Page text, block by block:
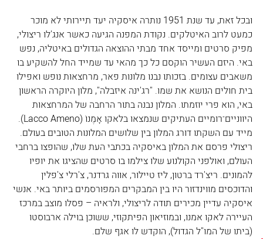
ובכל זאת, עד שנת 1951 נותרה איסקיה יעד תיירותי לא מוכר
כמעט לרוב האיטלקים. נקודת המפנה הגיעה כאשר אנג'לו ריצולי,
מפיק סרטים ומייסד אחד מבתי ההוצאה הגדולים באיטליה, נפש
באי. היזם העשיר הוקסם כל כך מהאי עד שמייד החל להשקיע בו
משאבים עצומים. בזכותו נבנו מלונות פאר, מרחצאות נופש ואפילו
בית חולים הנושא את שמו. "רג'ינה איזבלה", מלון היוקרה הראשון
באי, הוא פרי יוזמתו. המלון נבנה בתור הרחבה של המרחצאות
היווניים־רומיים העתיקים שנמצאו בלאקו אָמֶנוֹ (Lacco Ameno).
מייד עם השקתו דורג המלון בין שלושים המלונות הטובים בעולם.
ריצולי פרסם את המלון באיסקיה בכתבי העת שלו, שהופצו ברחבי
העולם, ואולפני הקולנוע שלו צילמו בו סרטים שהציגו את יופיו
להמונים. ריצ'רד ברטון, ליז טיילור, אווה גרדנר, צ'רלי צ'פלין
והדוכסים מווינדזור היו בין המבקרים המפורסמים ביותר באי. אנשי
איסקיה עדיין מכירים תודה לריצולי, ולראיה – פסלו מוצב במרכז
העיירה לאקו אמנו, ובמוזיאון הפיתקוזי, ששוכן בוילה ארבוסטו
(ביתו של המו"ל הגדול), הוקדש לו אגף שלם.